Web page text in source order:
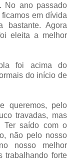
No ano passado
em dívida
bastante. Agora
eleita a melhor
foi acima do
do início de
queremos, pelo
travadas, mas
Ter saído com o
não pelo nosso
nosso melhor
trabalhando forte